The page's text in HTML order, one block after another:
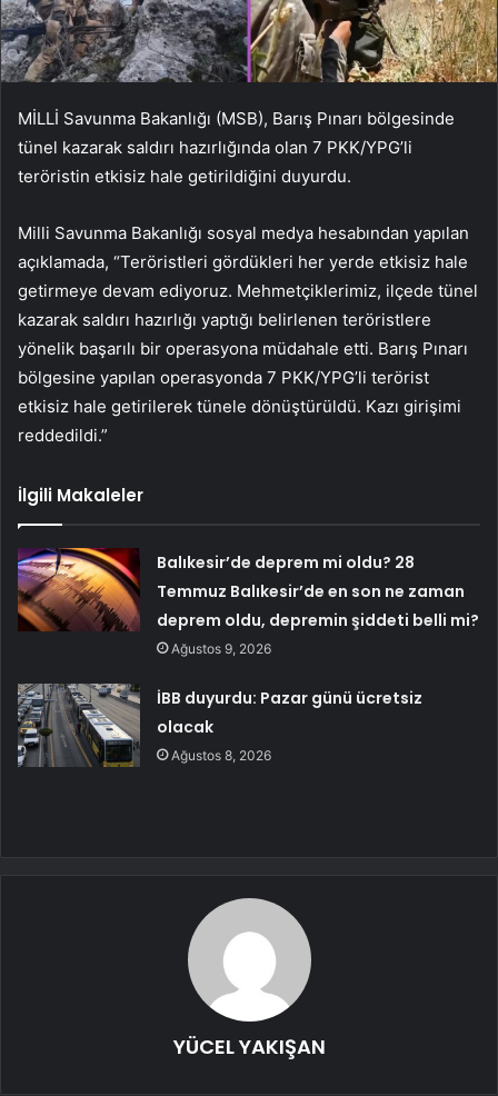
MİLLİ Savunma Bakanlığı (MSB), Barış Pınarı bölgesinde
tünel kazarak saldırı hazırlığında olan 7 PKK/YPG’li
teröristin etkisiz hale getirildiğini duyurdu.
Milli Savunma Bakanlığı sosyal medya hesabından yapılan
açıklamada, “Teröristleri gördükleri her yerde etkisiz hale
getirmeye devam ediyoruz. Mehmetçiklerimiz, ilçede tünel
kazarak saldırı hazırlığı yaptığı belirlenen teröristlere
yönelik başarılı bir operasyona müdahale etti. Barış Pınarı
bölgesine yapılan operasyonda 7 PKK/YPG’li terörist
etkisiz hale getirilerek tünele dönüştürüldü. Kazı girişimi
reddedildi.”
İlgili Makaleler
Balıkesir’de deprem mi oldu? 28
Temmuz Balıkesir’de en son ne zaman
deprem oldu, depremin şiddeti belli mi?
Ağustos 9, 2026
İBB duyurdu: Pazar günü ücretsiz
olacak
Ağustos 8, 2026
YÜCEL YAKIŞAN